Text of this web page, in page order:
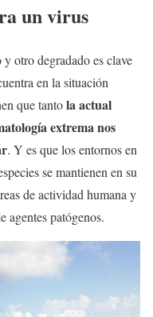
un virus
otro degradado es clave
en la situación
que tantola actual
extrema nos
. Y es que los entornos en
se mantienen en su
de actividad humana y
agentes patógenos.